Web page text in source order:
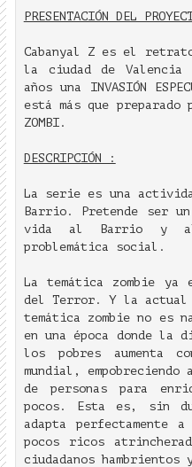
PRESENTACIÓN DEL
Cabanyal Z es el
la ciudad de
años una INVASIÓN
está más que preparado
ZOMBI.
DESCRIPCIÓN :
La serie es una
Barrio. Pretende ser un
vida al Barrio y
problemática social.
La temática zombie ya
del Terror. Y la actual
temática zombie no es
en una época donde
los pobres aumenta
mundial, empobreciendo
de personas para
pocos. Esta es, sin
adapta perfectamente
pocos ricos
ciudadanos hambrientos